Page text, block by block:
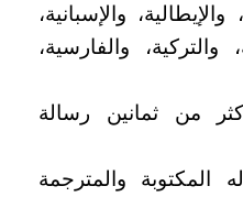
والإيطالية، والإسبانية،
والتركية، والفارسية،
من ثمانين رسالة
المكتوبة والمترجمة